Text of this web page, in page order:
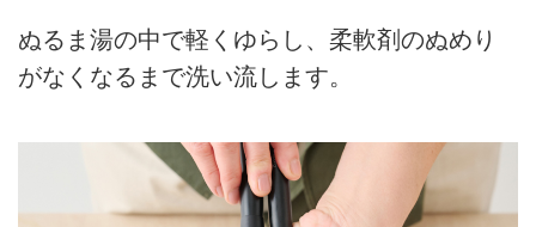
ぬるま湯の中で軽くゆらし、柔軟剤のぬめり
がなくなるまで洗い流します。